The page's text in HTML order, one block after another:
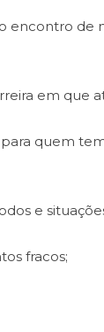
encontro de
em que
quem
e
fracos;